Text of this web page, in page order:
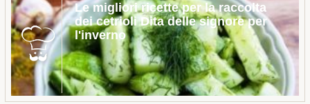
Le migliori ricette per la raccolta
dei cetrioli Dita delle signore per
l'inverno